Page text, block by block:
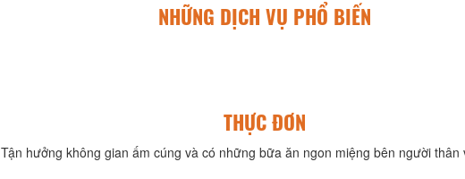
NHỮNG DỊCH VỤ PHỔ BIẾN
THỰC ĐƠN
Tận hưởng không gian ấm cúng và có những bữa ăn ngon miệng bên người thân